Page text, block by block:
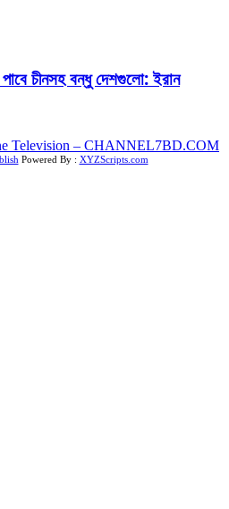
চীনসহ বন্ধু দেশগুলো: ইরান
Television – CHANNEL7BD.COM
Powered By : XYZScripts.com